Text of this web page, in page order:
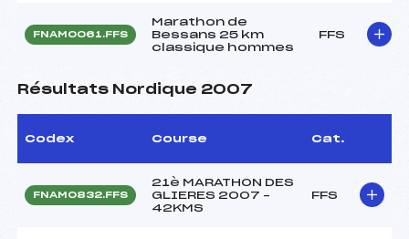
FNAM0061.FFS
Marathon de
Bessans 25 km
classique hommes
FFS
Résultats Nordique 2007
Codex Course Cat.
FNAM0832.FFS
21è MARATHON DES
GLIERES 2007 –
42KMS
FFS